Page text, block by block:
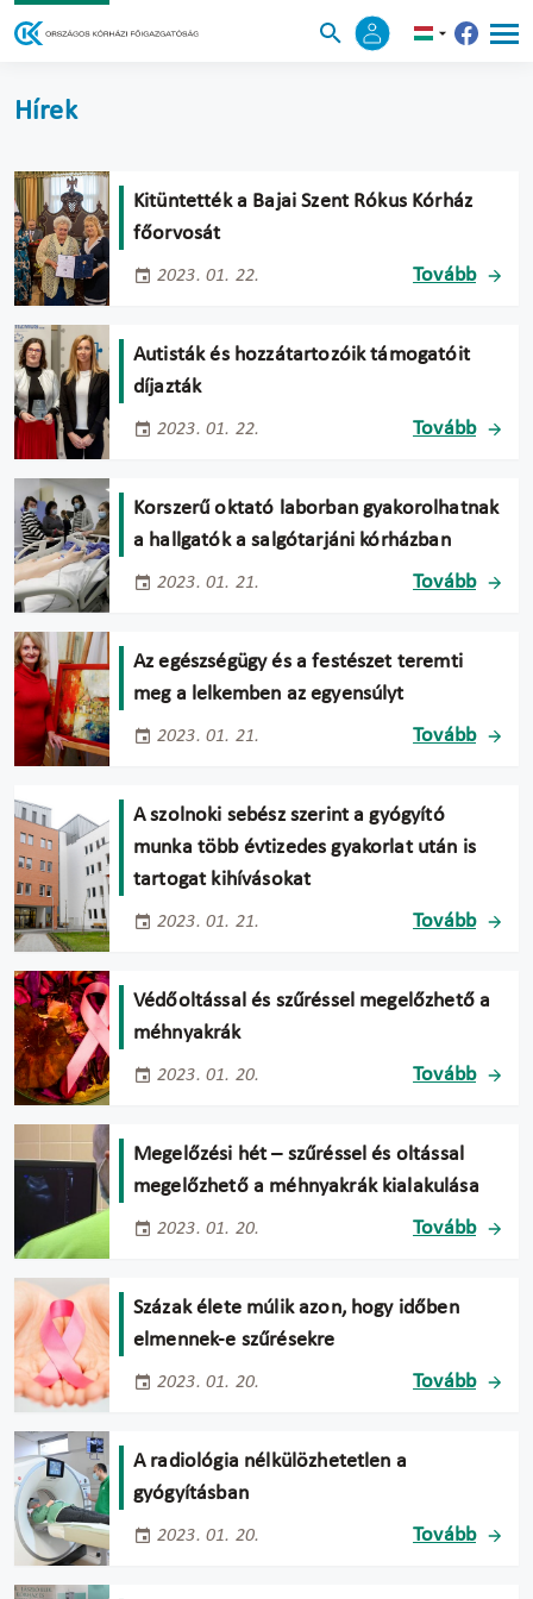
Hírek
Kitüntették a Bajai Szent Rókus Kórház
főorvosát
2023. 01. 22. Tovább
Autisták és hozzátartozóik támogatóit
díjazták
2023. 01. 22. Tovább
Korszerű oktató laborban gyakorolhatnak
a hallgatók a salgótarjáni kórházban
2023. 01. 21. Tovább
Az egészségügy és a festészet teremti
meg a lelkemben az egyensúlyt
2023. 01. 21. Tovább
A szolnoki sebész szerint a gyógyító
munka több évtizedes gyakorlat után is
tartogat kihívásokat
2023. 01. 21. Tovább
Védőoltással és szűréssel megelőzhető a
méhnyakrák
2023. 01. 20. Tovább
Megelőzési hét – szűréssel és oltással
megelőzhető a méhnyakrák kialakulása
2023. 01. 20. Tovább
Százak élete múlik azon, hogy időben
elmennek-e szűrésekre
2023. 01. 20. Tovább
A radiológia nélkülözhetetlen a
gyógyításban
2023. 01. 20. Tovább